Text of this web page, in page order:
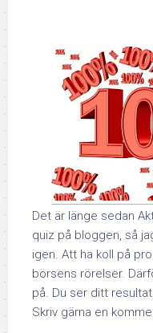
Det är länge sedan
quiz på bloggen, så
igen. Att ha koll på
börsens rörelser.
på. Du ser ditt
Skriv gärna en